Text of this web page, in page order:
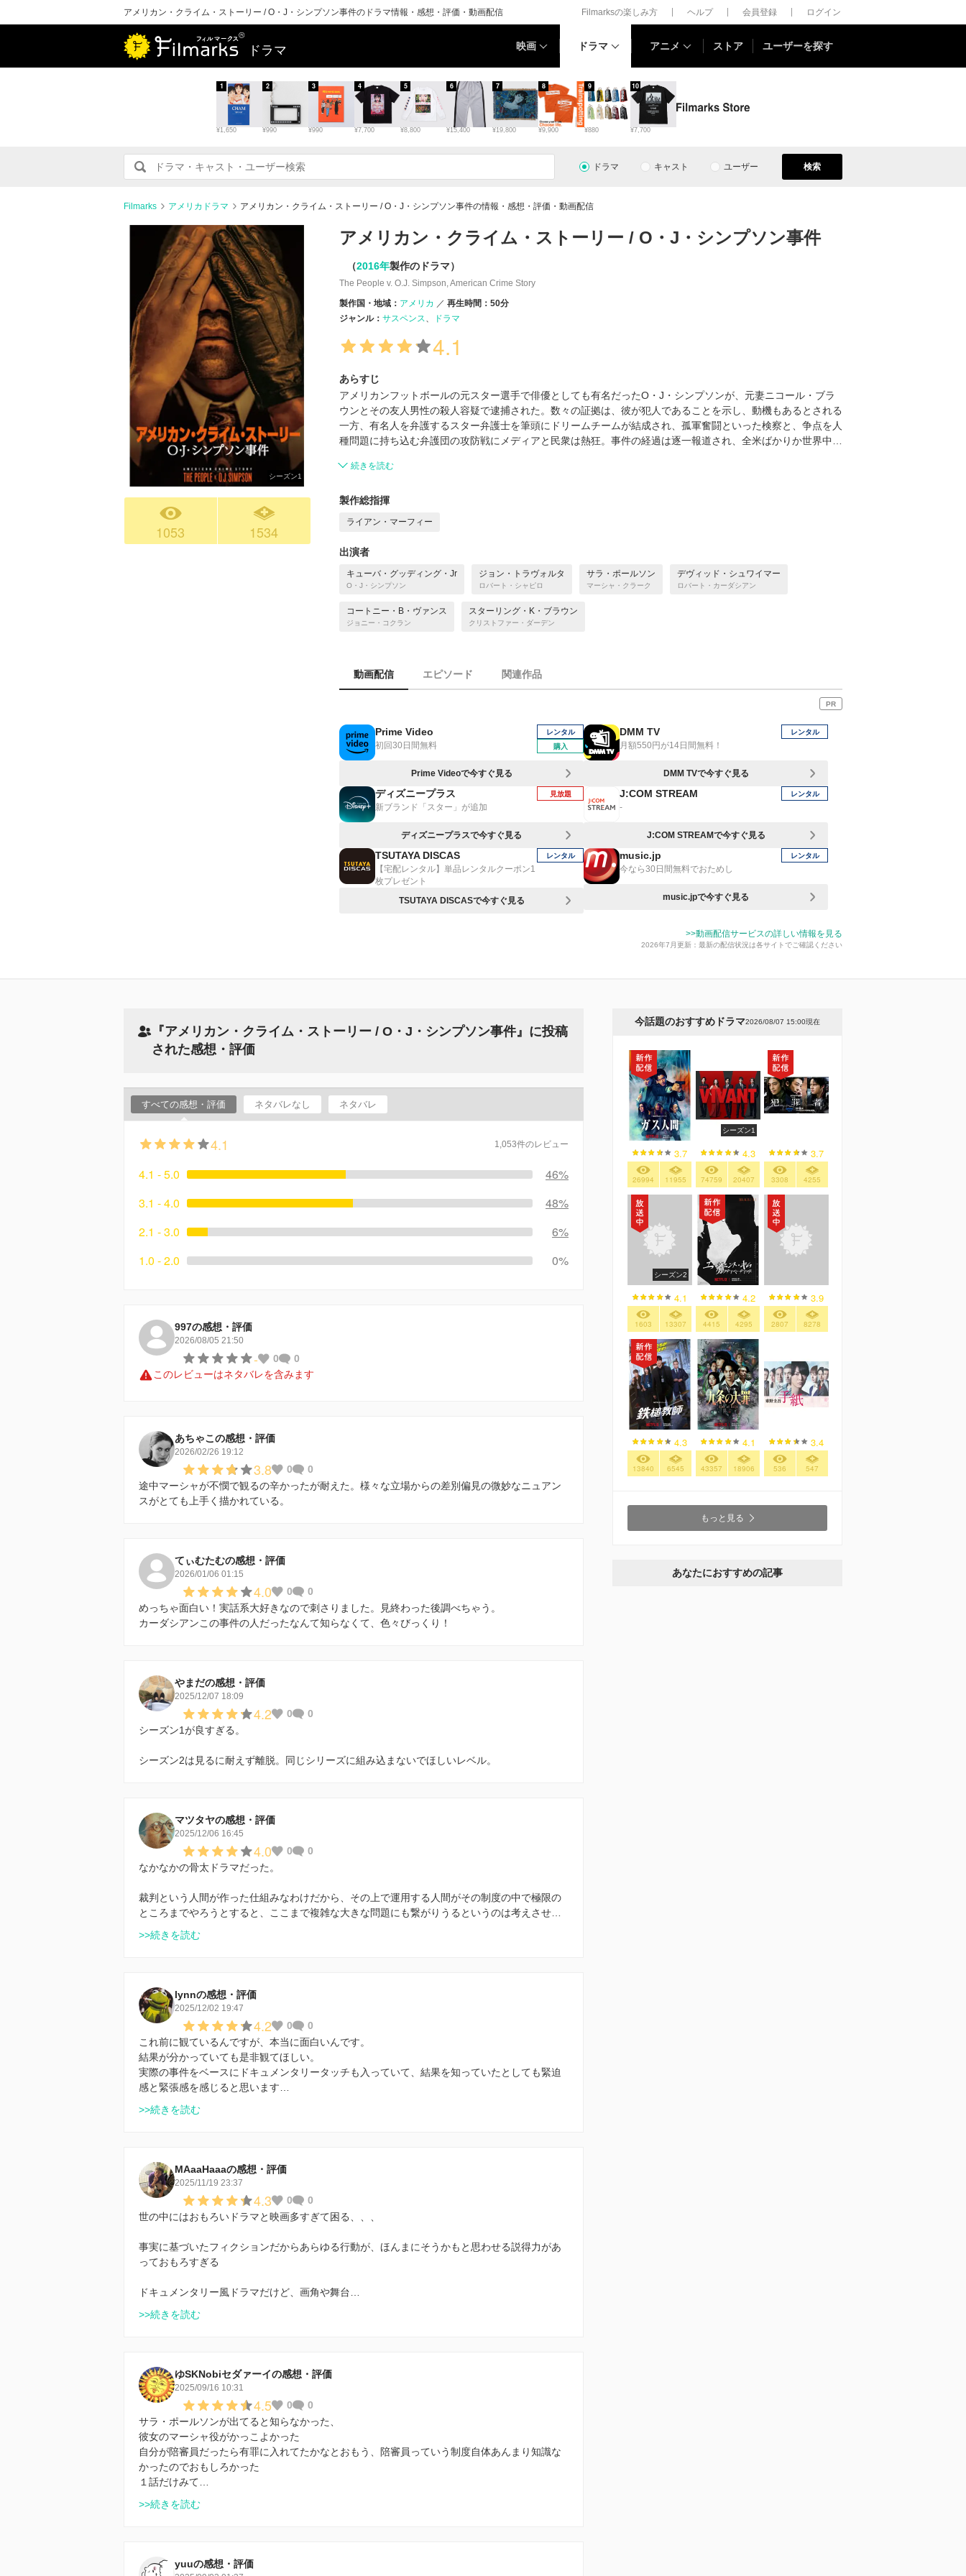
アメリカン・クライム・ストーリー / O・J・シンプソン事件のドラマ情報・感想・評価・動画配信 Filmarksの楽しみ方 ヘルプ 会員登録 ログイン
ドラマ 映画 ドラマ アニメ ストア ユーザーを探す
¥1,650
1
¥990
2
¥990
3
¥7,700
4
¥8,800
5
¥15,400
6
¥19,800
7
¥9,900
8
¥880
9
¥7,700
10
ドラマ キャスト ユーザー 検索
Filmarks アメリカドラマ アメリカン・クライム・ストーリー / O・J・シンプソン事件の情報・感想・評価・動画配信
シーズン1
1053 1534
アメリカン・クライム・ストーリー / O・J・シンプソン事件
（2016年製作のドラマ）
The People v. O.J. Simpson, American Crime Story
製作国・地域： アメリカ
再生時間：50分
ジャンル： サスペンス ドラマ
4.1
あらすじ
アメリカンフットボールの元スター選手で俳優としても有名だったO・J・シンプソンが、元妻ニコール・ブラ
ウンとその友人男性の殺人容疑で逮捕された。数々の証拠は、彼が犯人であることを示し、動機もあるとされる
一方、有名人を弁護するスター弁護士を筆頭にドリームチームが結成され、孤軍奮闘といった検察と、争点を人
種問題に持ち込む弁護団の攻防戦にメディアと民衆は熱狂。事件の経過は逐一報道され、全米ばかりか世界中…
続きを読む
製作総指揮
ライアン・マーフィー
出演者
キューバ・グッディング・Jr
O・J・シンプソン
ジョン・トラヴォルタ
ロバート・シャピロ
サラ・ポールソン
マーシャ・クラーク
デヴィッド・シュワイマー
ロバート・カーダシアン
コートニー・B・ヴァンス
ジョニー・コクラン
スターリング・K・ブラウン
クリストファー・ダーデン
動画配信 エピソード 関連作品
PR
Prime Video
初回30日間無料
レンタル
購入
Prime Videoで今すぐ見る
DMM TV
月額550円が14日間無料！
レンタル
DMM TVで今すぐ見る
ディズニープラス
新ブランド「スター」が追加
見放題
ディズニープラスで今すぐ見る
J:COM STREAM
-
レンタル
J:COM STREAMで今すぐ見る
TSUTAYA DISCAS
【宅配レンタル】単品レンタルクーポン1
枚プレゼント
レンタル
TSUTAYA DISCASで今すぐ見る
music.jp
今なら30日間無料でおためし
レンタル
music.jpで今すぐ見る
>>動画配信サービスの詳しい情報を見る
2026年7月更新：最新の配信状況は各サイトでご確認ください
『アメリカン・クライム・ストーリー / O・J・シンプソン事件』に投稿
された感想・評価
すべての感想・評価 ネタバレなし ネタバレ
4.1 1,053件のレビュー
4.1 - 5.0
46%
3.1 - 4.0
48%
2.1 - 3.0
6%
1.0 - 2.0
0%
997の感想・評価
2026/08/05 21:50
- 0
0
このレビューはネタバレを含みます
あちゃこの感想・評価
2026/02/26 19:12
3.8 0
0
途中マーシャが不憫で観るの辛かったが耐えた。様々な立場からの差別偏見の微妙なニュアン
スがとても上手く描かれている。
てぃむたむの感想・評価
2026/01/06 01:15
4.0 0
0
めっちゃ面白い！実話系大好きなので刺さりました。見終わった後調べちゃう。
カーダシアンこの事件の人だったなんて知らなくて、色々びっくり！
やまだの感想・評価
2025/12/07 18:09
4.2 0
0
シーズン1が良すぎる。
シーズン2は見るに耐えず離脱。同じシリーズに組み込まないでほしいレベル。
マツタヤの感想・評価
2025/12/06 16:45
4.0 0
0
なかなかの骨太ドラマだった。
裁判という人間が作った仕組みなわけだから、その上で運用する人間がその制度の中で極限の
ところまでやろうとすると、ここまで複雑な大きな問題にも繋がりうるというのは考えさせ…
>>続きを読む
lynnの感想・評価
2025/12/02 19:47
4.2 0
0
これ前に観ているんですが、本当に面白いんです。
結果が分かっていても是非観てほしい。
実際の事件をベースにドキュメンタリータッチも入っていて、結果を知っていたとしても緊迫
感と緊張感を感じると思います…
>>続きを読む
MAaaHaaaの感想・評価
2025/11/19 23:37
4.3 0
0
世の中にはおもろいドラマと映画多すぎて困る、、、
事実に基づいたフィクションだからあらゆる行動が、ほんまにそうかもと思わせる説得力があ
っておもろすぎる
ドキュメンタリー風ドラマだけど、画角や舞台…
>>続きを読む
ゆSKNobiセダァーイの感想・評価
2025/09/16 10:31
4.5 0
0
サラ・ポールソンが出てると知らなかった、
彼女のマーシャ役がかっこよかった
自分が陪審員だったら有罪に入れてたかなとおもう、陪審員っていう制度自体あんまり知識な
かったのでおもしろかった
１話だけみて…
>>続きを読む
yuuの感想・評価
今話題のおすすめドラマ2026/08/07 15:00現在
3.7
26994 11955
シーズン1
4.3
74759 20407
3.7
3308 4255
シーズン2
4.1
1603 13307
4.2
4415 4295
3.9
2807 8278
4.3
13840 6545
4.1
43357 18906
3.4
536 547
もっと見る
あなたにおすすめの記事